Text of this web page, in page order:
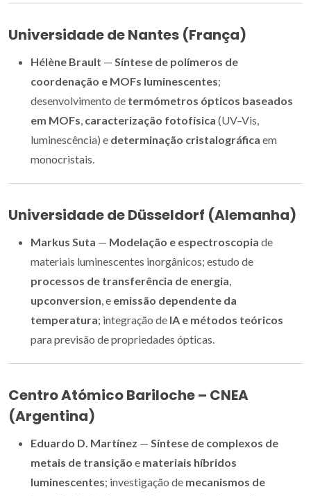
Universidade de Nantes (França)
Hélène Brault — Síntese de polímeros de
coordenação e MOFs luminescentes;
desenvolvimento de termómetros ópticos baseados
em MOFs, caracterização fotofísica (UV–Vis,
luminescência) e determinação cristalográfica em
monocristais.
Universidade de Düsseldorf (Alemanha)
Markus Suta — Modelação e espectroscopia de
materiais luminescentes inorgânicos; estudo de
processos de transferência de energia,
upconversion, e emissão dependente da
temperatura; integração de IA e métodos teóricos
para previsão de propriedades ópticas.
Centro Atómico Bariloche – CNEA
(Argentina)
Eduardo D. Martínez — Síntese de complexos de
metais de transição e materiais híbridos
luminescentes; investigação de mecanismos de